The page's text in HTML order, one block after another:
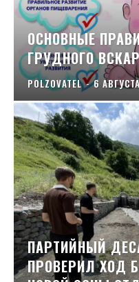
ОСНОВНЫЕ
ГРУДНОГО
POLZOVATEL - 6
ПАРТИЙНЫЙ
ПРОВЕРИЛ ХОД